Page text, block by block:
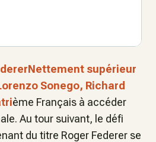
supérieur
Sonego, Richard
ème Français à accéder
Au tour suivant, le défi
du titre Roger Federer se